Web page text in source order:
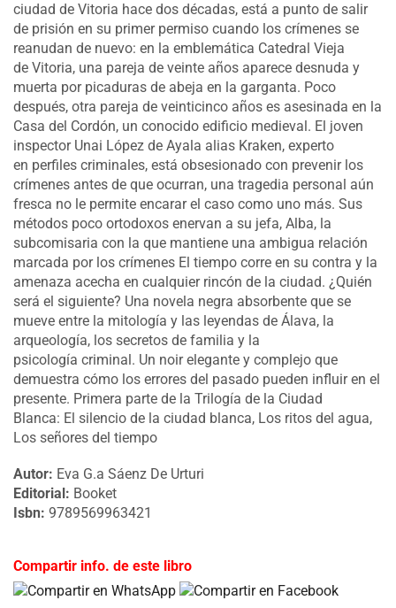
ciudad de Vitoria hace dos décadas, está a punto de salir
de prisión en su primer permiso cuando los crímenes se
reanudan de nuevo: en la emblemática Catedral Vieja
de Vitoria, una pareja de veinte años aparece desnuda y
muerta por picaduras de abeja en la garganta. Poco
después, otra pareja de veinticinco años es asesinada en la
Casa del Cordón, un conocido edificio medieval. El joven
inspector Unai López de Ayala alias Kraken, experto
en perfiles criminales, está obsesionado con prevenir los
crímenes antes de que ocurran, una tragedia personal aún
fresca no le permite encarar el caso como uno más. Sus
métodos poco ortodoxos enervan a su jefa, Alba, la
subcomisaria con la que mantiene una ambigua relación
marcada por los crímenes El tiempo corre en su contra y la
amenaza acecha en cualquier rincón de la ciudad. ¿Quién
será el siguiente? Una novela negra absorbente que se
mueve entre la mitología y las leyendas de Álava, la
arqueología, los secretos de familia y la
psicología criminal. Un noir elegante y complejo que
demuestra cómo los errores del pasado pueden influir en el
presente. Primera parte de la Trilogía de la Ciudad
Blanca: El silencio de la ciudad blanca, Los ritos del agua,
Los señores del tiempo
Autor: Eva G.a Sáenz De Urturi
Editorial: Booket
Isbn: 9789569963421
Compartir info. de este libro